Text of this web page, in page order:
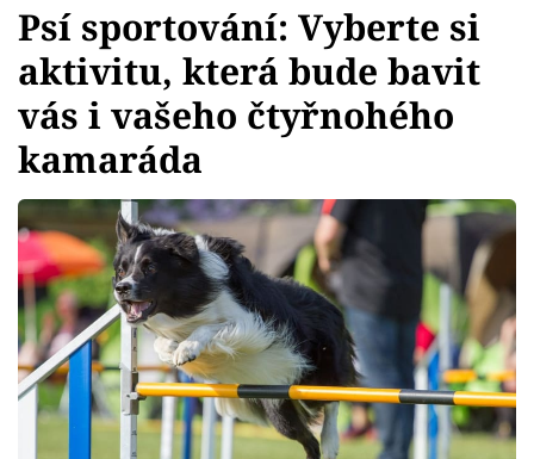
Témata
Bydlení
Zahrada
Design
Sledujte prima+
Přihlášení
Psí sportování: Vyberte si
aktivitu, která bude bavit
vás i vašeho čtyřnohého
kamaráda